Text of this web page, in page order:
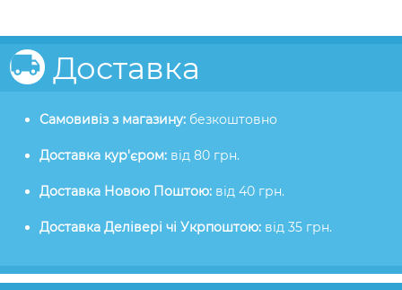
Доставка
Самовивіз з магазину: безкоштовно
Доставка кур'єром: від 80 грн.
Доставка Новою Поштою: від 40 грн.
Доставка Делівері чі Укрпоштою: від 35 грн.